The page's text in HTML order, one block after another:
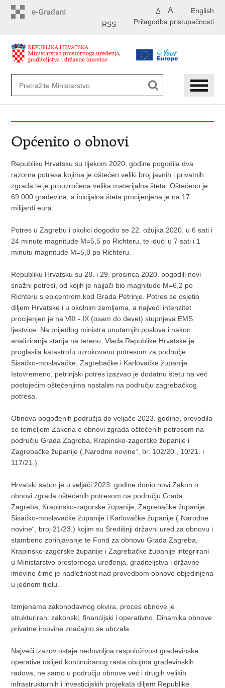
English
A A
Prilagodba pristupačnosti
RSS
Općenito o obnovi
Republiku Hrvatsku su tijekom 2020. godine pogodila dva
razorna potresa kojima je oštećen veliki broj javnih i privatnih
zgrada te je prouzročena velika materijalna šteta. Oštećeno je
69.000 građevina, a inicijalna šteta procijenjena je na 17
milijardi eura.
Potres u Zagrebu i okolici dogodio se 22. ožujka 2020. u 6 sati i
24 minute magnitude M=5,5 po Richteru, te idući u 7 sati i 1
minutu magnitude M=5,0 po Richteru.
Republiku Hrvatsku su 28. i 29. prosinca 2020. pogodili novi
snažni potresi, od kojih je najjači bio magnitude M=6,2 po
Richteru s epicentrom kod Grada Petrinje. Potres se osjetio
diljem Hrvatske i u okolnim zemljama, a najveći intenzitet
procijenjen je na VIII - IX (osam do devet) stupnjeva EMS
ljestvice. Na prijedlog ministra unutarnjih poslova i nakon
analiziranja stanja na terenu, Vlada Republike Hrvatske je
proglasila katastrofu uzrokovanu potresom za područje
Sisačko-moslavačke, Zagrebačke i Karlovačke županije.
Istovremeno, petrinjski potres izazvao je dodatnu štetu na već
postojećim oštećenjima nastalim na području zagrebačkog
potresa.
Obnova pogođenih područja do veljače 2023. godine, provodila
se temeljem Zakona o obnovi zgrada oštećenih potresom na
području Grada Zagreba, Krapinsko-zagorske županije i
Zagrebačke županije („Narodne novine“, br. 102/20., 10/21. i
117/21.).
Hrvatski sabor je u veljači 2023. godine donio novi Zakon o
obnovi zgrada oštećenih potresom na području Grada
Zagreba, Krapinsko-zagorske županije, Zagrebačke županije,
Sisačko-moslavačke županije i Karlovačke županije („Narodne
novine“, broj 21/23.) kojim su Središnji državni ured za obnovu i
stambeno zbrinjavanje te Fond za obnovu Grada Zagreba,
Krapinsko-zagorske županije i Zagrebačke županije integrirani
u Ministarstvo prostornoga uređenja, graditeljstva i državne
imovine čime je nadležnost nad provedbom obnove objedinjena
u jednom tijelu.
Izmjenama zakonodavnog okvira, proces obnove je
strukturiran: zakonski, financijski i operativno. Dinamika obnove
privatne imovine značajno se ubrzala.
Najveći izazov ostaje nedovoljna raspoloživost građevinske
operative uslijed kontinuiranog rasta obujma građevinskih
radova, ne samo u području obnove već i drugih velikih
infrastrukturnih i investicijskih projekata diljem Republike